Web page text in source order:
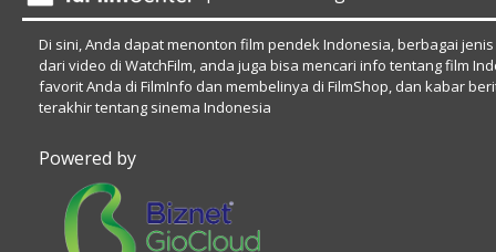
Di sini, Anda dapat menonton film pendek Indonesia, berbagai
dari video di WatchFilm, anda juga bisa mencari info tentang film
favorit Anda di FilmInfo dan membelinya di FilmShop, dan kabar
terakhir tentang sinema Indonesia
Powered by